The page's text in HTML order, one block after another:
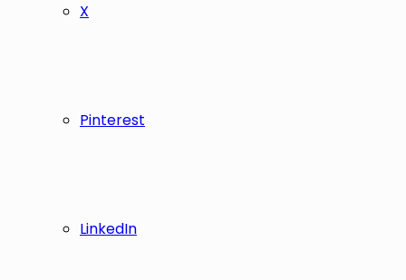
X
Pinterest
LinkedIn